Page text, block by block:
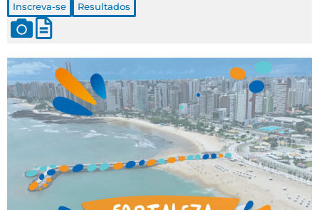
Inscreva-se Resultados